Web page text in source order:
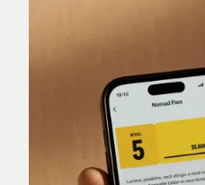
Nomad Lounge
Sala VIP no Aeroporto